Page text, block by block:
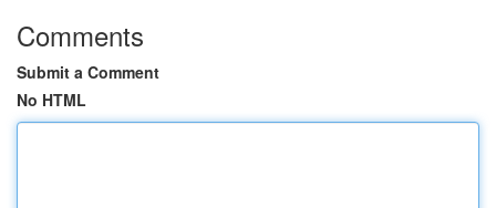
Comments
Submit a Comment
No HTML